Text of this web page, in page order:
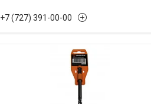
+7 (727) 391-00-00